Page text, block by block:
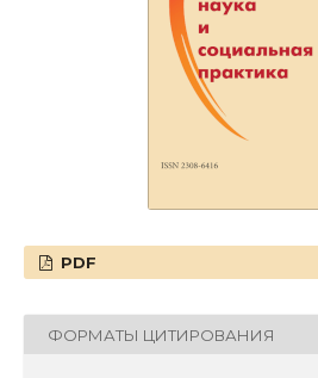
PDF
ФОРМАТЫ ЦИТИРОВАНИЯ